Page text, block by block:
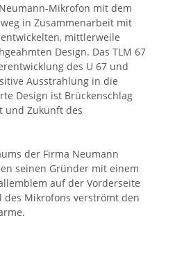
Mikrofon mit dem
in Zusammenarbeit mit
mittlerweile
Design. Das TLM 67
des U 67 und
Ausstrahlung in die
Design ist Brückenschlag
und Zukunft des
der Firma Neumann
seinen Gründer mit einem
auf der Vorderseite
des Mikrofons verströmt den